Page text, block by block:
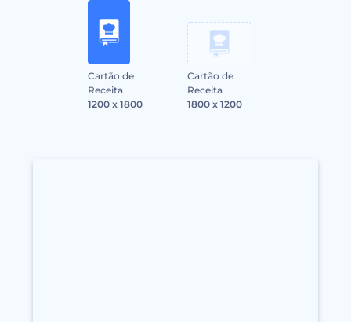
Cartão de
Receita
1200 x 1800
Cartão de
Receita
1800 x 1200